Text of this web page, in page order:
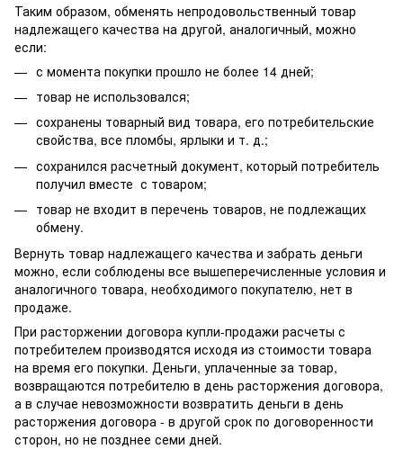
Таким образом, обменять непродовольственный товар
надлежащего качества на другой, аналогичный, можно
если:
с момента покупки прошло не более 14 дней;
товар не использовался;
сохранены товарный вид товара, его потребительские
свойства, все пломбы, ярлыки и т. д.;
сохранился расчетный документ, который потребитель
получил вместе с товаром;
товар не входит в перечень товаров, не подлежащих
обмену.
Вернуть товар надлежащего качества и забрать деньги
можно, если соблюдены все вышеперечисленные условия и
аналогичного товара, необходимого покупателю, нет в
продаже.
При расторжении договора купли-продажи расчеты с
потребителем производятся исходя из стоимости товара
на время его покупки. Деньги, уплаченные за товар,
возвращаются потребителю в день расторжения договора,
а в случае невозможности возвратить деньги в день
расторжения договора - в другой срок по договоренности
сторон, но не позднее семи дней.